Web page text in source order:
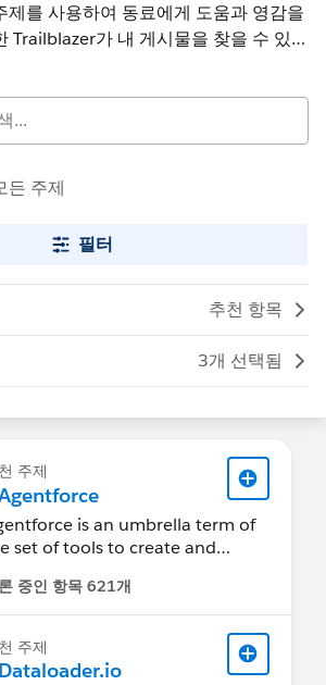
제를 사용하여 동료에게 도움과 영감을
Trailblazer가 내 게시물을 찾을 수 있도
로 삽입하세요.
든 주제
필터
추천 항목
3개 선택됨
주제
is an umbrella term of
set of tools to create and
of agents Salesforce
across the Customer 360.
can either be autonomous
중인 항목 621개
주제